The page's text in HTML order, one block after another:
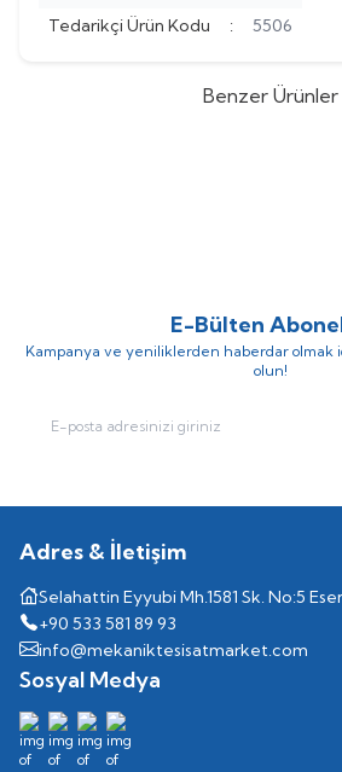
Tedarikçi Ürün Kodu
: 5506
Benzer Ürünler
E-Bülten
Kampanya ve yeniliklerden haberdar
olun!
Adres & İletişim
Selahattin Eyyubi Mh.1581 Sk. No:5
+90 533 581 89 93
info@mekaniktesisatmarket.com
Sosyal Medya